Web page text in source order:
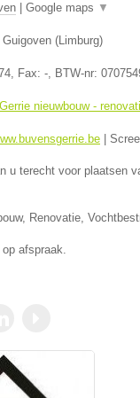
Google maps ▼
Guigoven (Limburg)
, Fax: -, BTW-nr:
nieuwbouw -
u terecht voor plaatsen
Renovatie,
afspraak.